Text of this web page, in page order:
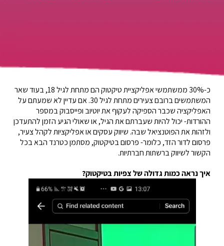
כ-30% ממשתמשי אפליקציית טיקטוק הם מתחת לגיל 18, בעוד שאר
המשתמשים ברובם צעירים מתחת לגיל 30. אם עדיין לא שמעתם על
האפליקציה שכבר הספיקה לעקוף את יוטיוב ופייסבוק במספר
ההורדות- יכול להיות שעברתם את הגיל, או שאולי הגיע הזמן להתעדכן
ולזהות את הפוטנציאל שבה. שיווק עסקים או אפליקציות לקהל צעיר,
פרסום לדור הזד, כלומר- פרסום בטיקטוק, מסתמן כטרנד הבא בכל
הקשור לשיווק ברשתות חברתיות.
איך נראה כמות גדולה של צפיות בטיקטוק?